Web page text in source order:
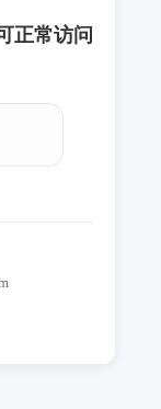
正常访问